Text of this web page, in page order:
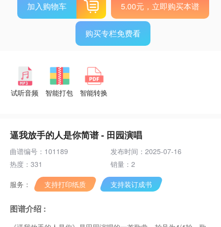
加入购物车 5.00元，立即购买本谱
购买专栏免费看
试听音频 智能打包 智能转换
逼我放手的人是你简谱 - 田园演唱
曲谱编号：101189
发布时间：2025-07-16
热度：331
销量：2
服务： 支持打印纸质 支持装订成书
图谱介绍 :